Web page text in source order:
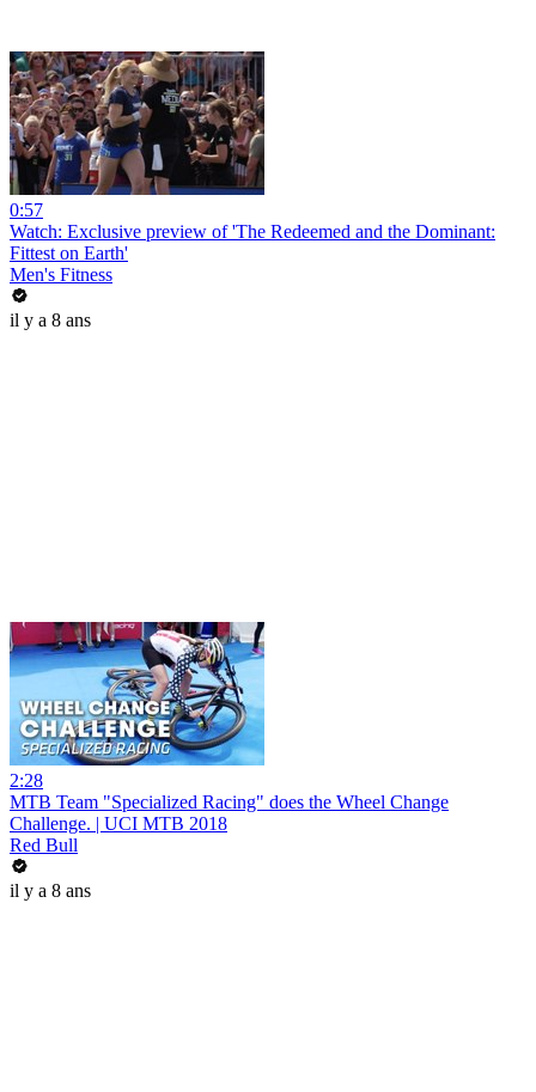
0:57
Watch: Exclusive preview of 'The Redeemed and the Dominant:
Fittest on Earth'
Men's Fitness
il y a 8 ans
2:28
MTB Team "Specialized Racing" does the Wheel Change
Challenge. | UCI MTB 2018
Red Bull
il y a 8 ans